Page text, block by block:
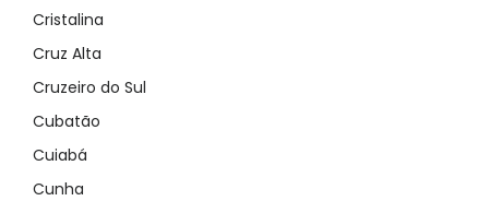
Cristalina
Cruz Alta
Cruzeiro do Sul
Cubatão
Cuiabá
Cunha